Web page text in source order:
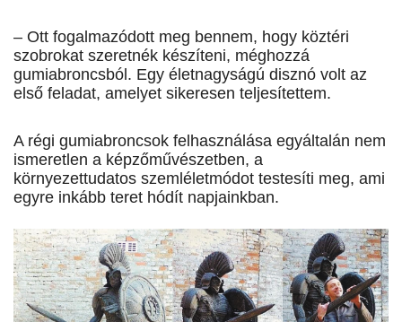
– Ott fogalmazódott meg bennem, hogy köztéri
szobrokat szeretnék készíteni, méghozzá
gumiabroncsból. Egy életnagyságú disznó volt az
első feladat, amelyet sikeresen teljesítettem.
A régi gumiabroncsok felhasználása egyáltalán nem
ismeretlen a képzőművészetben, a
környezettudatos szemléletmódot testesíti meg, ami
egyre inkább teret hódít nap­jainkban.